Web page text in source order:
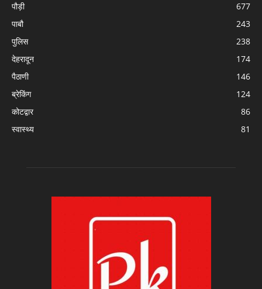
पौड़ी
677
पाबौ
243
पुलिस
238
देहरादून
174
पैठाणी
146
ब्रेकिंग
124
कोटद्वार
86
स्वास्थ्य
81